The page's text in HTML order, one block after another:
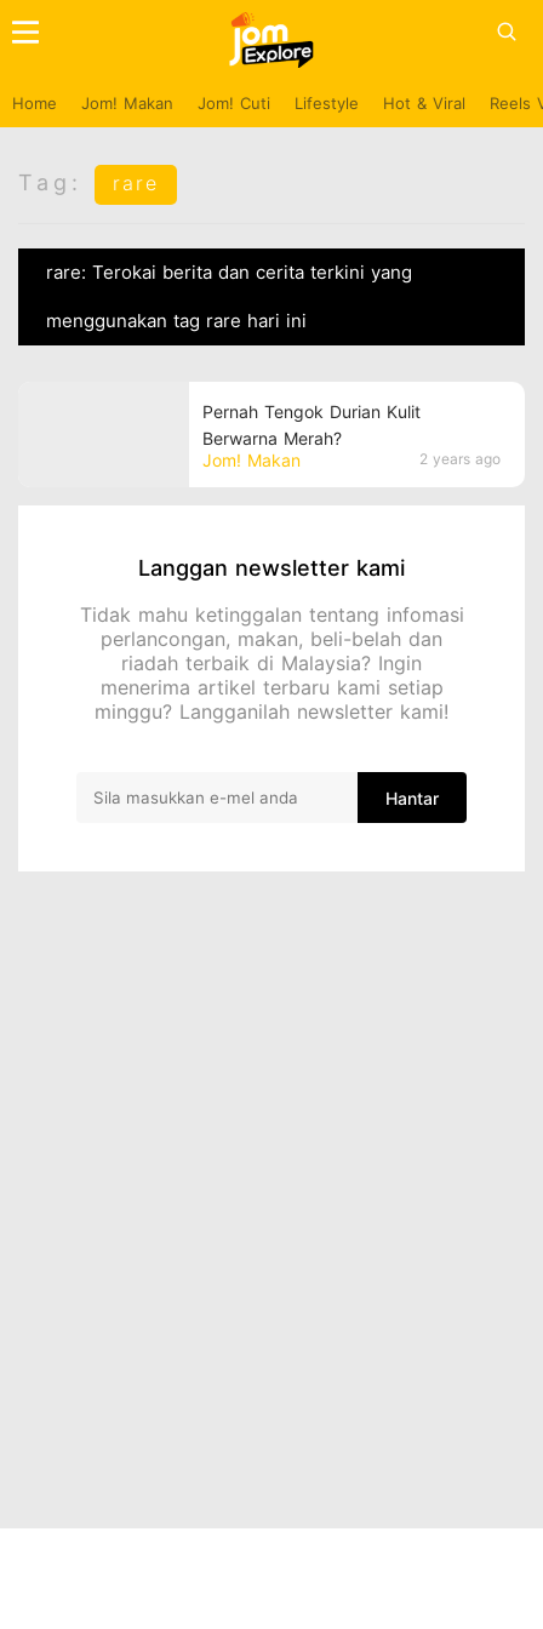
Home Jom! Makan Jom! Cuti Lifestyle Hot & Viral Reels
Tag: rare
rare: Terokai berita dan cerita terkini yang
menggunakan tag rare hari ini
Jom! Makan 2 years ago
Pernah Tengok Durian Kulit
Berwarna Merah?
Langgan newsletter kami
Tidak mahu ketinggalan tentang infomasi
perlancongan, makan, beli-belah dan
riadah terbaik di Malaysia? Ingin
menerima artikel terbaru kami setiap
minggu? Langganilah newsletter kami!
Hantar